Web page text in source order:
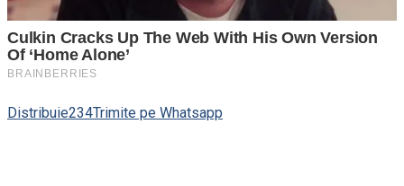
Distribuie234Trimite pe Whatsapp